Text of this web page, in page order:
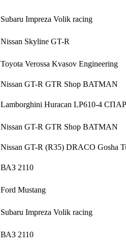
Subaru Impreza Volik racing
Nissan Skyline GT-R
Toyota Verossa Kvasov Engineering
Nissan GT-R GTR Shop BATMAN
Lamborghini Huracan LP610-4
Nissan GT-R GTR Shop BATMAN
Nissan GT-R (R35) DRACO Gosha
ВАЗ 2110
Ford Mustang
Subaru Impreza Volik racing
ВАЗ 2110